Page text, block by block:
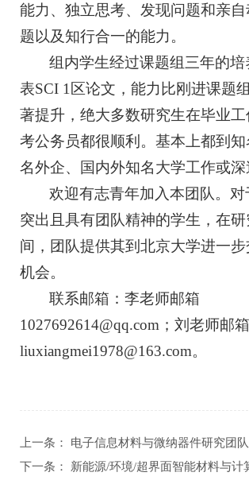
能力、独立思考、发现问题和亲
题以及知行合一的能力。
组内学生经过课题组三年的
表SCI 1区论文，能力比刚进课题
著提升，绝大多数研究生在毕业工
考公务员都很顺利。基本上都到
名外企、国内外知名大学工作或深
欢迎有志青年加入本团队。对
突出且具有团队精神的学生，在
间，团队提供其到北京大学进一
机会。
联系邮箱：李老师邮箱
1027692614@qq.com；刘老师邮箱
liuxiangmei1978@163.com。
上一条： 电子信息材料与微纳器件研究团队
下一条： 新能源/环境/超界面智能材料与计